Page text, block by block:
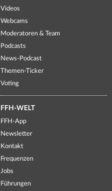
Videos
Webcams
Moderatoren & Team
Podcasts
News-Podcast
Themen-Ticker
Voting
FFH-WELT
FFH-App
Newsletter
Kontakt
Frequenzen
Jobs
Führungen